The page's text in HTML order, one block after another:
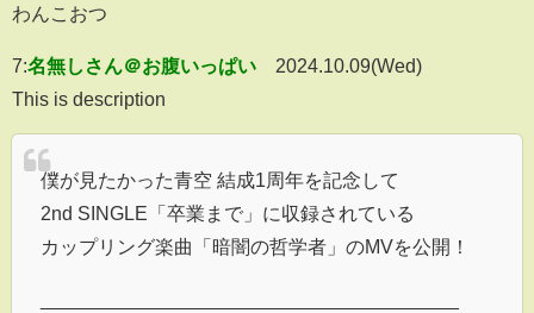
わんこおつ
7:名無しさん＠お腹いっぱい
2024.10.09(Wed)
This is description
僕が見たかった青空 結成1周年を記念して
2nd SINGLE「卒業まで」に収録されている
カップリング楽曲「暗闇の哲学者」のMVを公開！